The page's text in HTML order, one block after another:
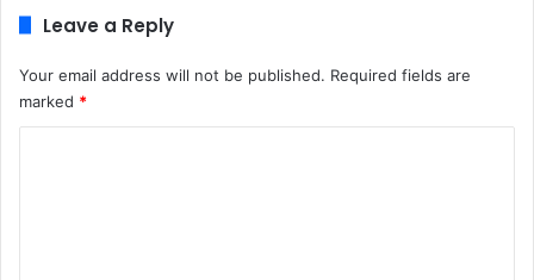
Leave a Reply
Your email address will not be published. Required fields are
marked *